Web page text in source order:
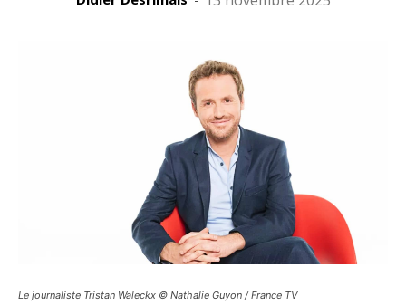
Le journaliste Tristan Waleckx © Nathalie Guyon / France TV